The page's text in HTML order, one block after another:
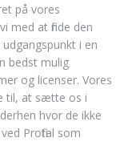
på vores
med at finde den
i en
bedst mulig
og licenser. Vores
til, at sætte os i
hvor de ikke
Profital som